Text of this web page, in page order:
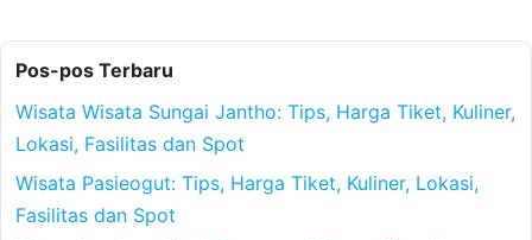
Pos-pos Terbaru
Wisata Wisata Sungai Jantho: Tips, Harga Tiket, Kuliner,
Lokasi, Fasilitas dan Spot
Wisata Pasieogut: Tips, Harga Tiket, Kuliner, Lokasi,
Fasilitas dan Spot